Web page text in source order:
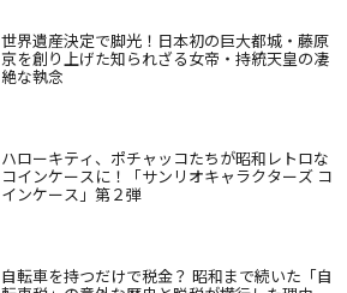
世界遺産決定で脚光！日本初の巨大都城・藤原
京を創り上げた知られざる女帝・持統天皇の凄
絶な執念
ハローキティ、ポチャッコたちが昭和レトロな
コインケースに！「サンリオキャラクターズ コ
インケース」第２弾
自転車を持つだけで税金？ 昭和まで続いた「自